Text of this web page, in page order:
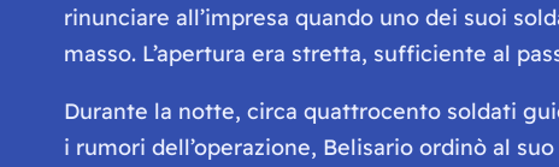
rinunciare all’impresa quando uno dei suoi
masso. L’apertura era stretta, sufficiente al
Durante la notte, circa quattrocento soldati
i rumori dell’operazione, Belisario ordinò al